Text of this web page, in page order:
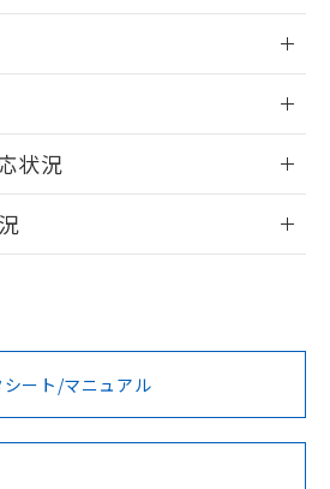
以上
による影響
す。
グイン/会員登録
利用いただく前に、以下を必ずお読
状況
凡例
・凡例
型式承認
ルウェー
BV型式承認
（フランス
KR型式
（韓国
ート/マニュアル
しておりました。
応品への在庫切替を完了
ら、特段のことがない限